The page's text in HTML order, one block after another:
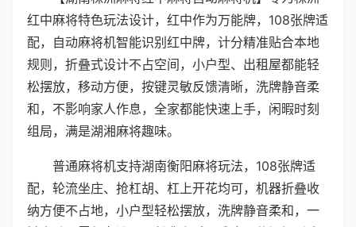
红中麻将特色玩法设计，红中作为万能牌，108张牌适
配，自动麻将机智能识别红中牌，计分精准贴合本地
规则，折叠式设计不占空间，小户型、出租屋都能轻
松摆放，移动方便，按键灵敏反馈清晰，洗牌静音柔
和，不影响家人作息，全家都能快速上手，闲暇时刻
组局，满是湖湘麻将趣味。
普通麻将机支持湖南衡阳麻将玩法，108张牌适
配，轮流坐庄、抢杠胡、杠上开花均可，机器折叠收
纳方便不占地，小户型轻松摆放，洗牌静音柔和，一